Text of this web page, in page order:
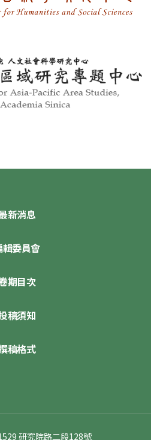
新消息
輯委員會
期目次
稿須知
稿格式
研究院路二段128號